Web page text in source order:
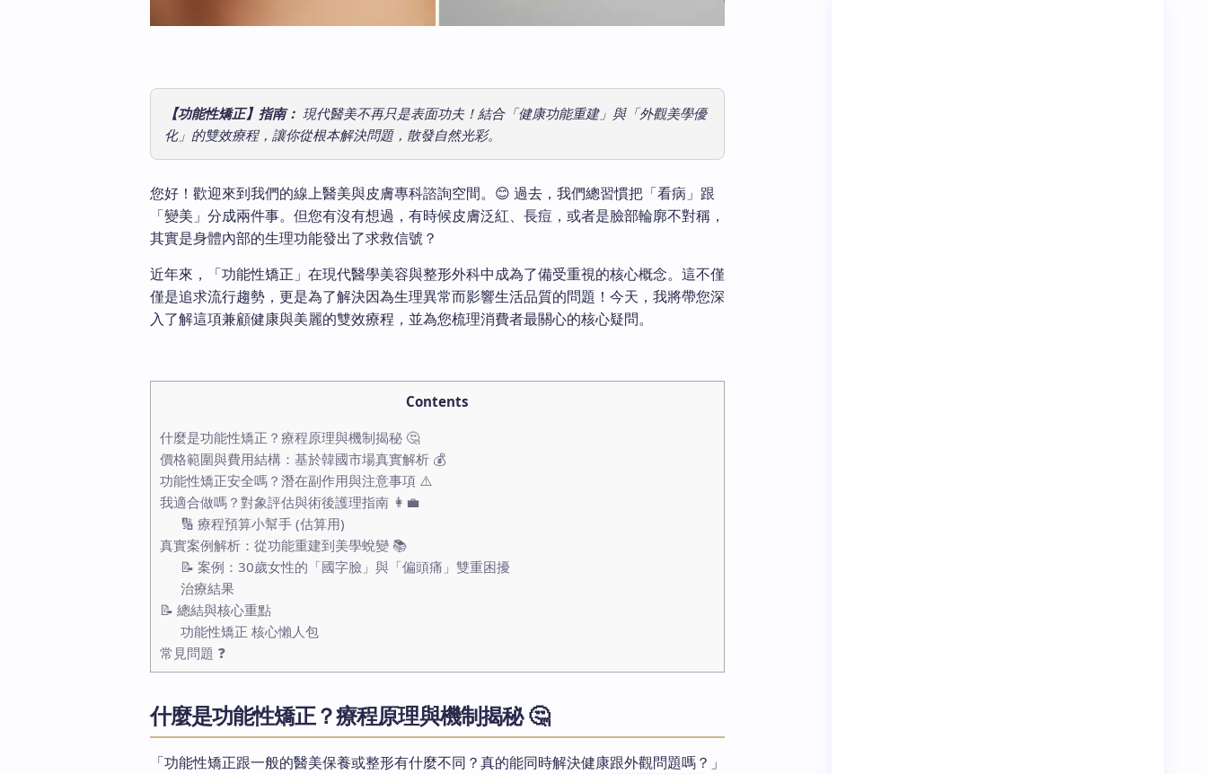
【功能性矯正】指南： 現代醫美不再只是表面功夫！結合「健康功能重建」與「外觀美學優
化」的雙效療程，讓你從根本解決問題，散發自然光彩。
您好！歡迎來到我們的線上醫美與皮膚專科諮詢空間。😊 過去，我們總習慣把「看病」跟
「變美」分成兩件事。但您有沒有想過，有時候皮膚泛紅、長痘，或者是臉部輪廓不對稱，
其實是身體內部的生理功能發出了求救信號？
近年來，「功能性矯正」在現代醫學美容與整形外科中成為了備受重視的核心概念。這不僅
僅是追求流行趨勢，更是為了解決因為生理異常而影響生活品質的問題！今天，我將帶您深
入了解這項兼顧健康與美麗的雙效療程，並為您梳理消費者最關心的核心疑問。
Contents
什麼是功能性矯正？療程原理與機制揭秘 🤔
價格範圍與費用結構：基於韓國市場真實解析 💰
功能性矯正安全嗎？潛在副作用與注意事項 ⚠️
我適合做嗎？對象評估與術後護理指南 👩‍💼
🔢 療程預算小幫手 (估算用)
真實案例解析：從功能重建到美學蛻變 📚
📝 案例：30歲女性的「國字臉」與「偏頭痛」雙重困擾
治療結果
📝 總結與核心重點
功能性矯正 核心懶人包
常見問題 ❓
什麼是功能性矯正？療程原理與機制揭秘 🤔
「功能性矯正跟一般的醫美保養或整形有什麼不同？真的能同時解決健康跟外觀問題嗎？」